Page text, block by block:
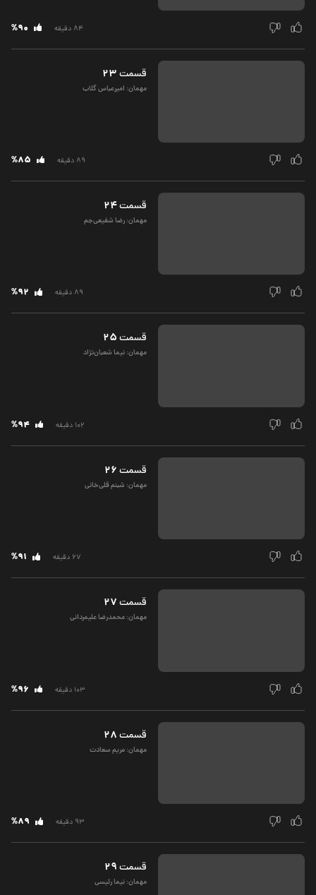
84 دقیقه %90
قسمت‌23
مهمان: امیرعباس گلاب
89 دقیقه %85
قسمت‌24
مهمان: رضا شفیعی‌جم
89 دقیقه %92
قسمت‌25
مهمان: نیما شعبان‌نژاد
102 دقیقه %94
قسمت‌26
مهمان: شبنم قلی‌خانی
67 دقیقه %91
قسمت‌27
مهمان: محمدرضا علیمردانی
103 دقیقه %96
قسمت‌28
مهمان: مریم سعادت
93 دقیقه %89
قسمت‌29
مهمان: نیما رئیسی